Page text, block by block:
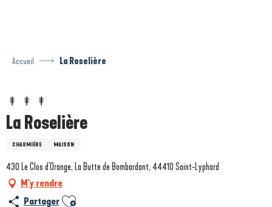
Accueil La Roselière
La Roselière
CHAUMIÈRE MAISON
430 Le Clos d'Orange, La Butte de Bombardant, 44410 Saint-Lyphard
M'y rendre
Partager Ajouter aux favoris